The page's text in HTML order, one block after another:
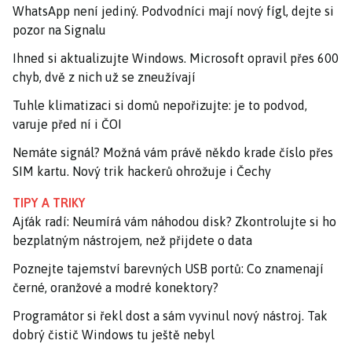
WhatsApp není jediný. Podvodníci mají nový fígl, dejte si
pozor na Signalu
Ihned si aktualizujte Windows. Microsoft opravil přes 600
chyb, dvě z nich už se zneužívají
Tuhle klimatizaci si domů nepořizujte: je to podvod,
varuje před ní i ČOI
Nemáte signál? Možná vám právě někdo krade číslo přes
SIM kartu. Nový trik hackerů ohrožuje i Čechy
TIPY A TRIKY
Ajťák radí: Neumírá vám náhodou disk? Zkontrolujte si ho
bezplatným nástrojem, než přijdete o data
Poznejte tajemství barevných USB portů: Co znamenají
černé, oranžové a modré konektory?
Programátor si řekl dost a sám vyvinul nový nástroj. Tak
dobrý čistič Windows tu ještě nebyl